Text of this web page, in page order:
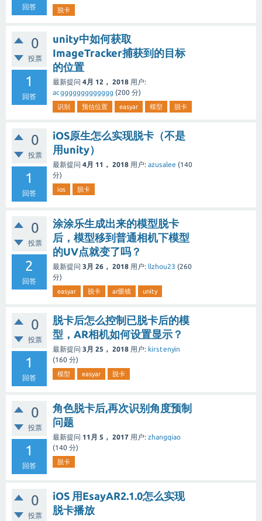
回答 脱卡
0
投票
1
回答
unity中如何获取
ImageTracker捕获到的目标
的位置
最新提问 4月 12， 2018 用户:
acggggggggggggg (200 分)
识别 预估位置 easyar 模型 脱卡
0
投票
1
回答
iOS原生怎么实现脱卡（不是
用unity）
最新提问 4月 11， 2018 用户: azusalee (140
分)
ios 脱卡
0
投票
2
回答
涂涂乐生成出来的模型脱卡
后，模型移到普通相机下模型
的UV点就变了吗？
最新提问 3月 26， 2018 用户: llzhou23 (260
分)
easyar 脱卡 ar眼镜 unity
0
投票
1
回答
脱卡后怎么控制已脱卡后的模
型，AR相机如何设置显示？
最新提问 3月 25， 2018 用户: kirstenyin
(160 分)
模型 easyar 脱卡
0
投票
1
回答
角色脱卡后,再次识别角度预制
问题
最新提问 11月 5， 2017 用户: zhangqiao
(140 分)
脱卡
0
投票
iOS 用EsayAR2.1.0怎么实现
脱卡播放